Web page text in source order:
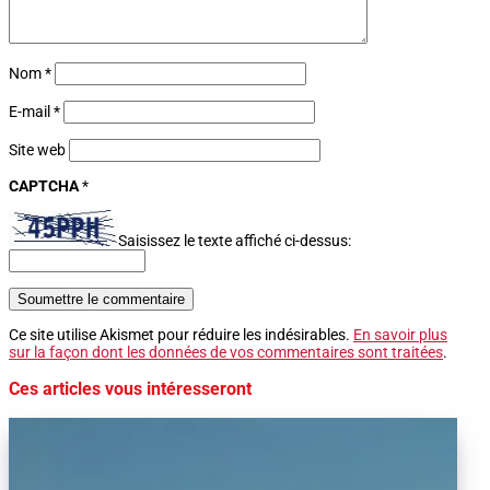
Nom*
E-mail *
Site web
CAPTCHA*
Saisissez le texte affiché ci-dessus:
Soumettre le commentaire
Ce site utilise Akismet pour réduire les indésirables. En savoir plus
sur la façon dont les données de vos commentaires sont traitées.
Ces articles vous intéresseront